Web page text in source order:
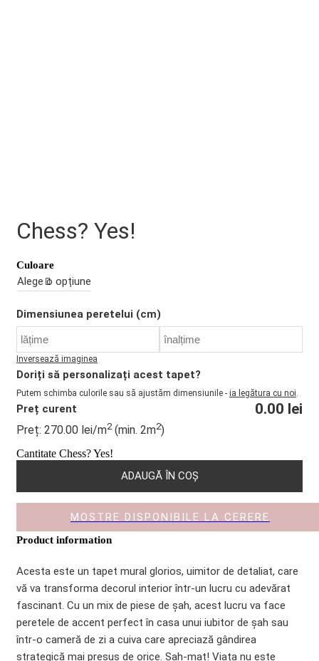
Chess? Yes!
Culoare
Dimensiunea peretelui (cm)
Inversează imaginea
Doriți să personalizați acest tapet?
Putem schimba culorile sau să ajustăm dimensiunile - ia legătura cu noi
Preț curent 0.00 lei
Preț: 270.00 lei/m2(min. 2m2)
Cantitate Chess? Yes!
ADAUGĂ ÎN COȘ
MOSTRE DISPONIBILE LA CERERE
Product information
Acesta este un tapet mural glorios, uimitor de detaliat, care
vă va transforma decorul interior într-un lucru cu adevărat
fascinant. Cu un mix de piese de șah, acest lucru va face
peretele de accent perfect în casa unui iubitor de șah sau
într-o cameră de zi a cuiva care apreciază gândirea
strategică mai presus de orice. Sah-mat! Viața nu este